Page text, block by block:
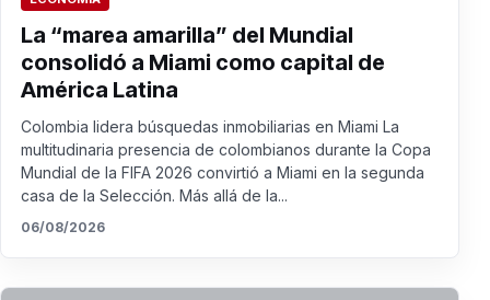
La “marea amarilla” del Mundial
consolidó a Miami como capital de
América Latina
Colombia lidera búsquedas inmobiliarias en Miami La
multitudinaria presencia de colombianos durante la Copa
Mundial de la FIFA 2026 convirtió a Miami en la segunda
casa de la Selección. Más allá de la...
06/08/2026